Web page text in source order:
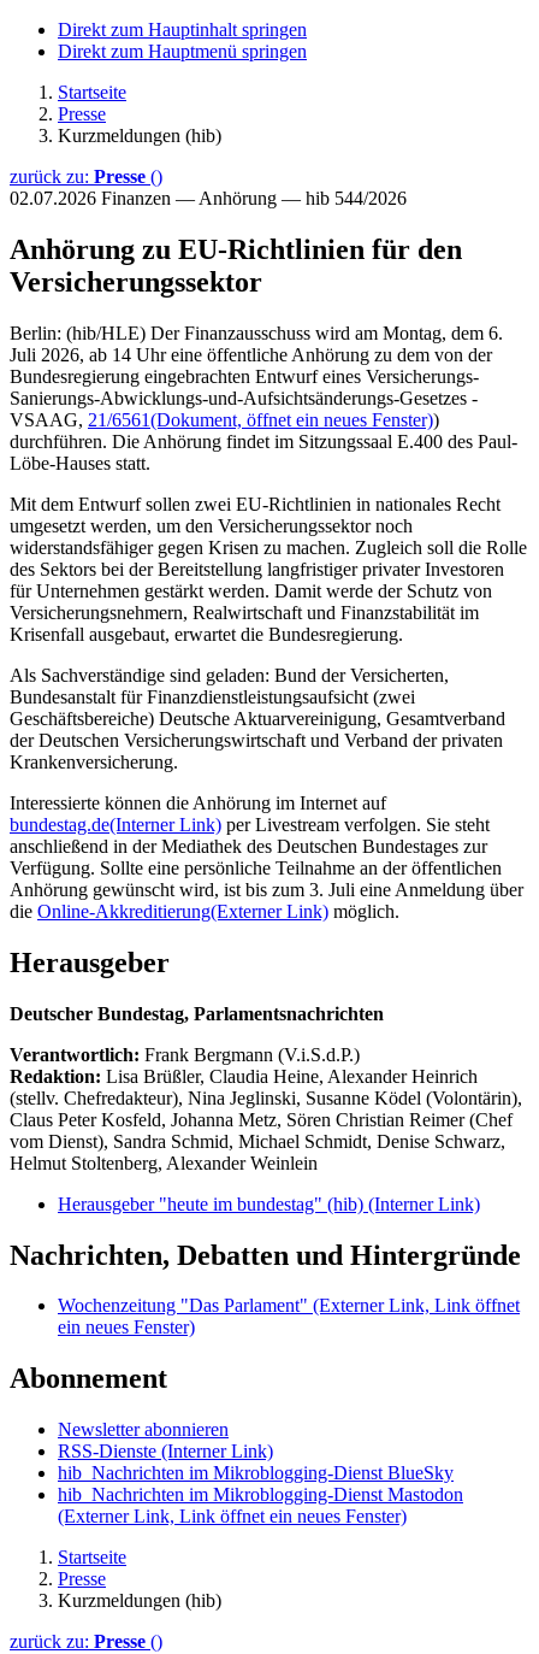
Direkt zum Hauptinhalt springen
Direkt zum Hauptmenü springen
Startseite
Presse
Kurzmeldungen (hib)
zurück zu: Presse ()
02.07.2026 Finanzen — Anhörung — hib 544/2026
Anhörung zu EU-Richtlinien für den
Versicherungssektor
Berlin: (hib/HLE) Der Finanzausschuss wird am Montag, dem 6.
Juli 2026, ab 14 Uhr eine öffentliche Anhörung zu dem von der
Bundesregierung eingebrachten Entwurf eines Versicherungs-
Sanierungs-Abwicklungs-und-Aufsichtsänderungs-Gesetzes -
VSAAG, 21/6561(Dokument, öffnet ein neues Fenster))
durchführen. Die Anhörung findet im Sitzungssaal E.400 des Paul-
Löbe-Hauses statt.
Mit dem Entwurf sollen zwei EU-Richtlinien in nationales Recht
umgesetzt werden, um den Versicherungssektor noch
widerstandsfähiger gegen Krisen zu machen. Zugleich soll die Rolle
des Sektors bei der Bereitstellung langfristiger privater Investoren
für Unternehmen gestärkt werden. Damit werde der Schutz von
Versicherungsnehmern, Realwirtschaft und Finanzstabilität im
Krisenfall ausgebaut, erwartet die Bundesregierung.
Als Sachverständige sind geladen: Bund der Versicherten,
Bundesanstalt für Finanzdienstleistungsaufsicht (zwei
Geschäftsbereiche) Deutsche Aktuarvereinigung, Gesamtverband
der Deutschen Versicherungswirtschaft und Verband der privaten
Krankenversicherung.
Interessierte können die Anhörung im Internet auf
bundestag.de(Interner Link) per Livestream verfolgen. Sie steht
anschließend in der Mediathek des Deutschen Bundestages zur
Verfügung. Sollte eine persönliche Teilnahme an der öffentlichen
Anhörung gewünscht wird, ist bis zum 3. Juli eine Anmeldung über
die Online-Akkreditierung(Externer Link) möglich.
Herausgeber
Deutscher Bundestag, Parlamentsnachrichten
Verantwortlich: Frank Bergmann (V.i.S.d.P.)
Redaktion: Lisa Brüßler, Claudia Heine, Alexander Heinrich
(stellv. Chefredakteur), Nina Jeglinski, Susanne Ködel (Volontärin),
Claus Peter Kosfeld, Johanna Metz, Sören Christian Reimer (Chef
vom Dienst), Sandra Schmid, Michael Schmidt, Denise Schwarz,
Helmut Stoltenberg, Alexander Weinlein
Herausgeber "heute im bundestag" (hib) (Interner Link)
Nachrichten, Debatten und Hintergründe
Wochenzeitung "Das Parlament" (Externer Link, Link öffnet
ein neues Fenster)
Abonnement
Newsletter abonnieren
RSS-Dienste (Interner Link)
hib_Nachrichten im Mikroblogging-Dienst BlueSky
hib_Nachrichten im Mikroblogging-Dienst Mastodon
(Externer Link, Link öffnet ein neues Fenster)
Startseite
Presse
Kurzmeldungen (hib)
zurück zu: Presse ()